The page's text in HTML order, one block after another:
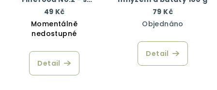
hovězím masem 100 g
49 Kč
Momentálně
nedostupné
Detail
79 Kč
Objednáno
Detail